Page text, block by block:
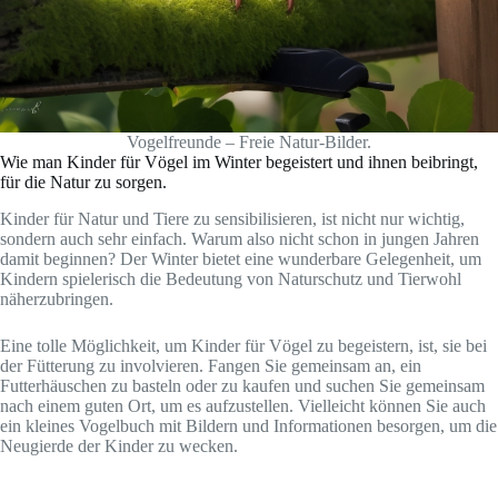
Vogelfreunde – Freie Natur-Bilder.
Wie man Kinder für Vögel im Winter begeistert und ihnen beibringt,
für die Natur zu sorgen.
Kinder für Natur und Tiere zu sensibilisieren, ist nicht nur wichtig,
sondern auch sehr einfach. Warum also nicht schon in jungen Jahren
damit beginnen? Der Winter bietet eine wunderbare Gelegenheit, um
Kindern spielerisch die Bedeutung von Naturschutz und Tierwohl
näherzubringen.
Eine tolle Möglichkeit, um Kinder für Vögel zu begeistern, ist, sie bei
der Fütterung zu involvieren. Fangen Sie gemeinsam an, ein
Futterhäuschen zu basteln oder zu kaufen und suchen Sie gemeinsam
nach einem guten Ort, um es aufzustellen. Vielleicht können Sie auch
ein kleines Vogelbuch mit Bildern und Informationen besorgen, um die
Neugierde der Kinder zu wecken.